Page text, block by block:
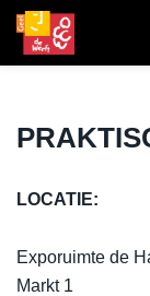
LOCATIE:
Exporuimte de
Markt 1